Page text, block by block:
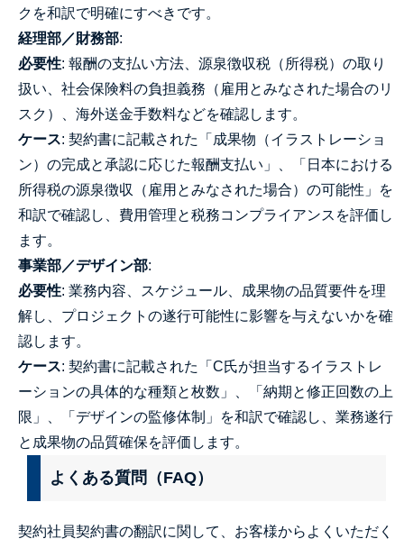
クを和訳で明確にすべきです。
経理部／財務部:
必要性: 報酬の支払い方法、源泉徴収税（所得税）の取り
扱い、社会保険料の負担義務（雇用とみなされた場合のリ
スク）、海外送金手数料などを確認します。
ケース: 契約書に記載された「成果物（イラストレーショ
ン）の完成と承認に応じた報酬支払い」、「日本における
所得税の源泉徴収（雇用とみなされた場合）の可能性」を
和訳で確認し、費用管理と税務コンプライアンスを評価し
ます。
事業部／デザイン部:
必要性: 業務内容、スケジュール、成果物の品質要件を理
解し、プロジェクトの遂行可能性に影響を与えないかを確
認します。
ケース: 契約書に記載された「C氏が担当するイラストレ
ーションの具体的な種類と枚数」、「納期と修正回数の上
限」、「デザインの監修体制」を和訳で確認し、業務遂行
と成果物の品質確保を評価します。
よくある質問（FAQ）
契約社員契約書の翻訳に関して、お客様からよくいただく